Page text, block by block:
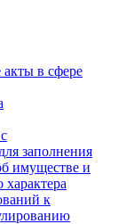
в сфере
заполнения
имуществе и
характера
к